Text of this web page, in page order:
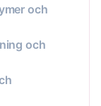
och
och